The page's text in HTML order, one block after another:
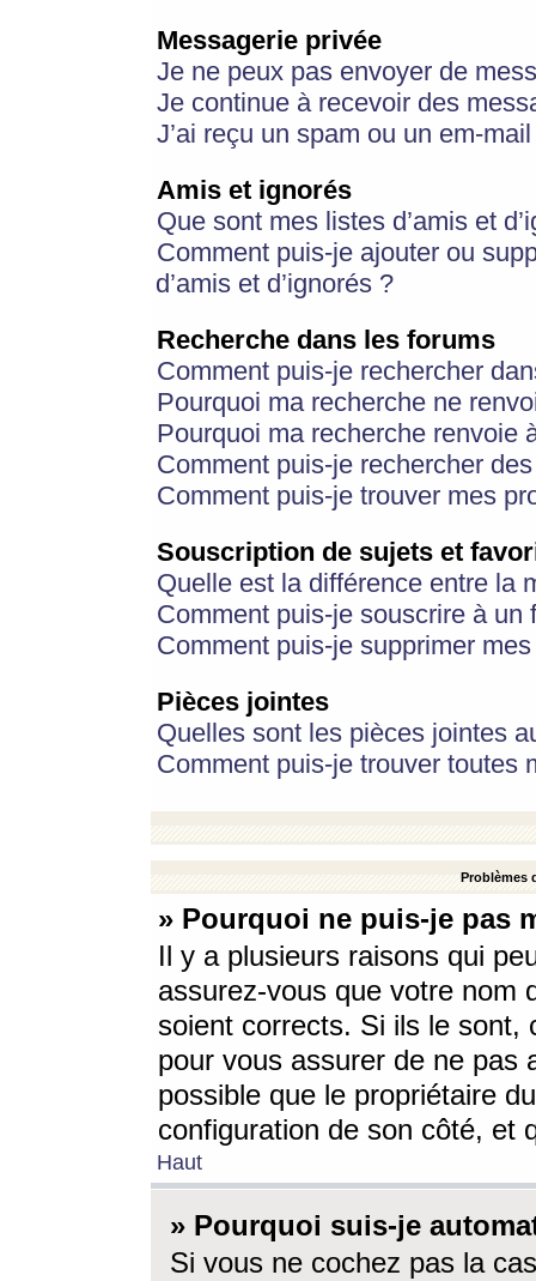
Messagerie privée
Je ne peux pas envoyer de
Je continue à recevoir des
J’ai reçu un spam ou un em-
Amis et ignorés
Que sont mes listes d’amis et
Comment puis-je ajouter ou
d’amis et d’ignorés ?
Recherche dans les forums
Comment puis-je rechercher
Pourquoi ma recherche ne
Pourquoi ma recherche renvoie
Comment puis-je rechercher
Comment puis-je trouver mes
Souscription de sujets et
Quelle est la différence entre la
Comment puis-je souscrire à
Comment puis-je supprimer
Pièces jointes
Quelles sont les pièces jointes
Comment puis-je trouver toutes
Problèmes
» Pourquoi ne puis-je pas
Il y a plusieurs raisons qui
assurez-vous que votre nom
soient corrects. Si ils le sont,
pour vous assurer de ne pas
possible que le propriétaire
configuration de son côté, et
Haut
» Pourquoi suis-je
Si vous ne cochez pas la